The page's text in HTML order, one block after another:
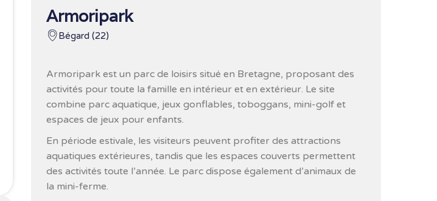
Armoripark
Bégard (22)
Armoriparkest un parc de loisirs situé en Bretagne, proposant des
activités pour toute la famille en intérieur et en extérieur. Le site
combine parc aquatique, jeux gonflables, toboggans, mini-golf et
espaces de jeux pour enfants.
En période estivale, les visiteurs peuvent profiter des attractions
aquatiques extérieures, tandis que les espaces couverts permettent
des activités toute l’année. Le parc dispose également d’animaux de
la mini-ferme.